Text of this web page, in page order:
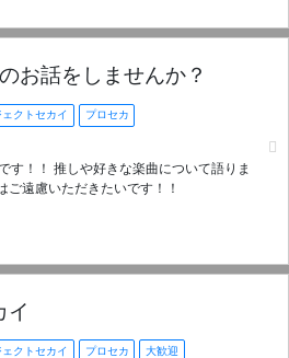
お話をしませんか？
ェクトセカイ プロセカ
す！！ 推しや好きな楽曲について語りま
下はご遠慮いただきたいです！！
イ
ェクトセカイ プロセカ 大歓迎